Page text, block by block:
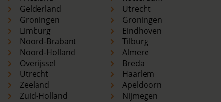
Gelderland
Groningen
Limburg
Noord-Brabant
Noord-Holland
Overijssel
Utrecht
Zeeland
Zuid-Holland
Utrecht
Groningen
Eindhoven
Tilburg
Almere
Breda
Haarlem
Apeldoorn
Nijmegen